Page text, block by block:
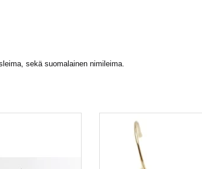
sekä suomalainen nimileima.